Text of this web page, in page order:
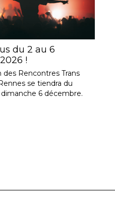
du 2 au 6
!
Rencontres Trans
se tiendra du
6 décembre.